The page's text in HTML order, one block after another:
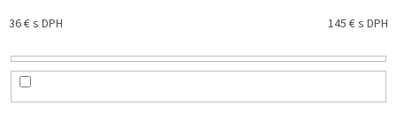
e
r
d
36€ s DPH 145 € s DPH